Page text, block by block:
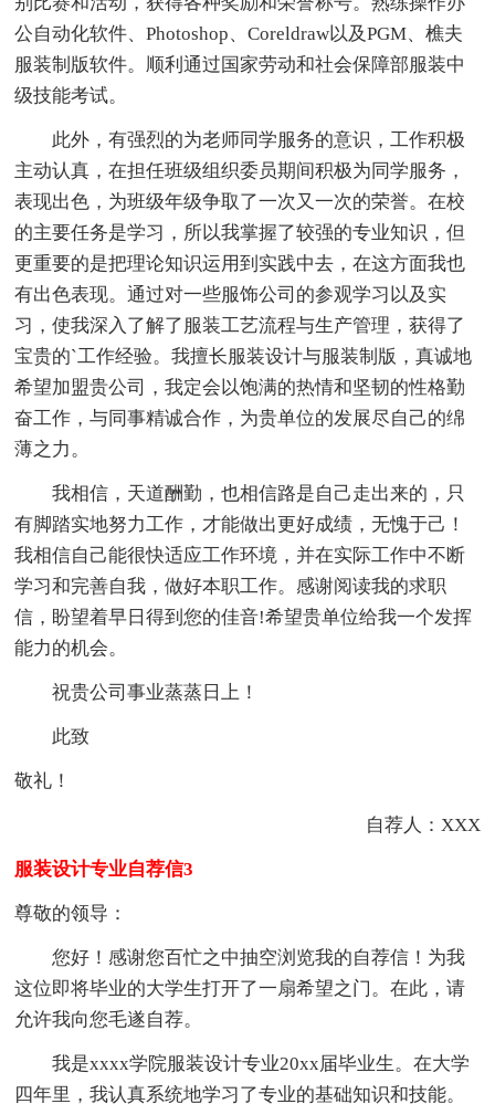
公自动化软件、Photoshop、Coreldraw以及PGM、樵夫
服装制版软件。顺利通过国家劳动和社会保障部服装中
级技能考试。
此外，有强烈的为老师同学服务的意识，工作积极
主动认真，在担任班级组织委员期间积极为同学服务，
表现出色，为班级年级争取了一次又一次的荣誉。在校
的主要任务是学习，所以我掌握了较强的专业知识，但
更重要的是把理论知识运用到实践中去，在这方面我也
有出色表现。通过对一些服饰公司的参观学习以及实
习，使我深入了解了服装工艺流程与生产管理，获得了
宝贵的`工作经验。我擅长服装设计与服装制版，真诚地
希望加盟贵公司，我定会以饱满的热情和坚韧的性格勤
奋工作，与同事精诚合作，为贵单位的发展尽自己的绵
薄之力。
我相信，天道酬勤，也相信路是自己走出来的，只
有脚踏实地努力工作，才能做出更好成绩，无愧于己！
我相信自己能很快适应工作环境，并在实际工作中不断
学习和完善自我，做好本职工作。感谢阅读我的求职
信，盼望着早日得到您的佳音!希望贵单位给我一个发挥
能力的机会。
祝贵公司事业蒸蒸日上！
此致
敬礼！
自荐人：XXX
服装设计专业自荐信3
尊敬的领导：
您好！感谢您百忙之中抽空浏览我的自荐信！为我
这位即将毕业的大学生打开了一扇希望之门。在此，请
允许我向您毛遂自荐。
我是xxxx学院服装设计专业20xx届毕业生。在大学
四年里，我认真系统地学习了专业的基础知识和技能。